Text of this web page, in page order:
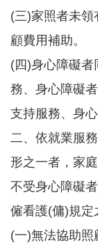
重
點
業
務
區
便
民
務
業
務
資
訊
(三)家照者未
顧費用補助。
(四)身心障礙
務、身心障礙
支持服務、身
二、依就業服
形之一者，家
不受身心障礙
僱看護(傭)規定
(一)無法協助照